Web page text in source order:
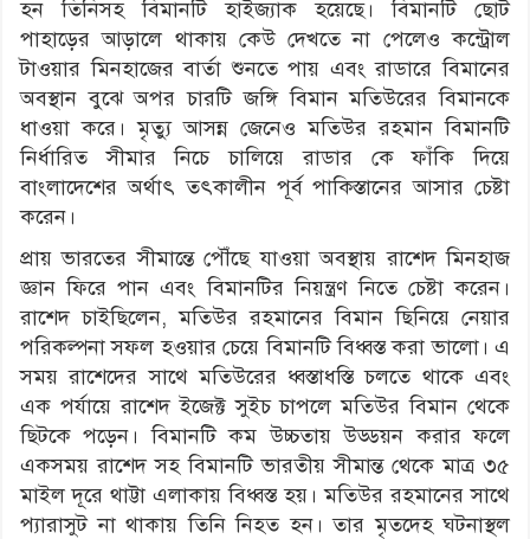
হন তিনিসহ বিমানটি হাইজ্যাক হয়েছে। বিমানটি ছোট
পাহাড়ের আড়ালে থাকায় কেউ দেখতে না পেলেও কন্ট্রোল
টাওয়ার মিনহাজের বার্তা শুনতে পায় এবং রাডারে বিমানের
অবস্থান বুঝে অপর চারটি জঙ্গি বিমান মতিউরের বিমানকে
ধাওয়া করে। মৃত্যু আসন্ন জেনেও মতিউর রহমান বিমানটি
নির্ধারিত সীমার নিচে চালিয়ে রাডার কে ফাঁকি দিয়ে
বাংলাদেশের অর্থাৎ তৎকালীন পূর্ব পাকিস্তানের আসার চেষ্টা
করেন।
প্রায় ভারতের সীমান্তে পৌঁছে যাওয়া অবস্থায় রাশেদ মিনহাজ
জ্ঞান ফিরে পান এবং বিমানটির নিয়ন্ত্রণ নিতে চেষ্টা করেন।
রাশেদ চাইছিলেন, মতিউর রহমানের বিমান ছিনিয়ে নেয়ার
পরিকল্পনা সফল হওয়ার চেয়ে বিমানটি বিধ্বস্ত করা ভালো। এ
সময় রাশেদের সাথে মতিউরের ধ্বস্তাধস্তি চলতে থাকে এবং
এক পর্যায়ে রাশেদ ইজেক্ট সুইচ চাপলে মতিউর বিমান থেকে
ছিটকে পড়েন। বিমানটি কম উচ্চতায় উড্ডয়ন করার ফলে
একসময় রাশেদ সহ বিমানটি ভারতীয় সীমান্ত থেকে মাত্র ৩৫
মাইল দূরে থাট্টা এলাকায় বিধ্বস্ত হয়। মতিউর রহমানের সাথে
প্যারাসুট না থাকায় তিনি নিহত হন। তার মৃতদেহ ঘটনাস্থল